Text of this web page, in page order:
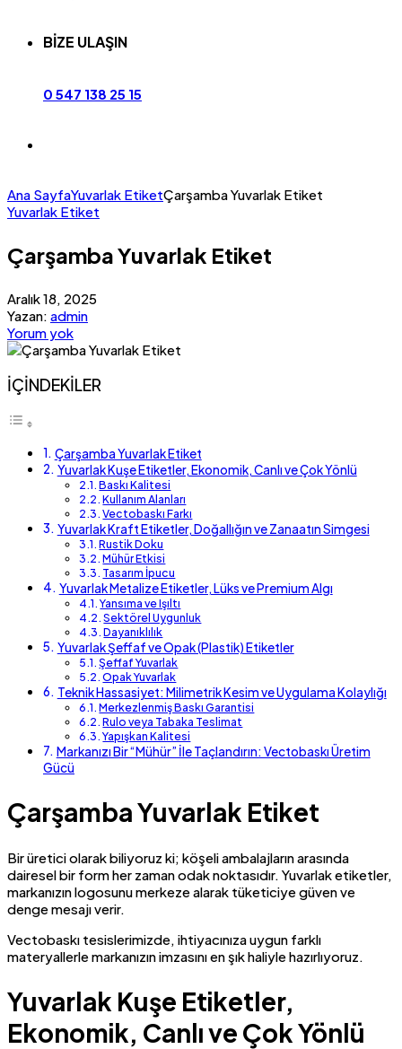
BİZE ULAŞIN
0 547 138 25 15
Ana SayfaYuvarlak EtiketÇarşamba Yuvarlak Etiket
Yuvarlak Etiket
Çarşamba Yuvarlak Etiket
Aralık 18, 2025
Yazan: admin
Yorum yok
İÇİNDEKİLER
Çarşamba Yuvarlak Etiket
Yuvarlak Kuşe Etiketler, Ekonomik, Canlı ve Çok Yönlü
Baskı Kalitesi
Kullanım Alanları
Vectobaskı Farkı
Yuvarlak Kraft Etiketler, Doğallığın ve Zanaatın Simgesi
Rustik Doku
Mühür Etkisi
Tasarım İpucu
Yuvarlak Metalize Etiketler, Lüks ve Premium Algı
Yansıma ve Işıltı
Sektörel Uygunluk
Dayanıklılık
Yuvarlak Şeffaf ve Opak (Plastik) Etiketler
Şeffaf Yuvarlak
Opak Yuvarlak
Teknik Hassasiyet: Milimetrik Kesim ve Uygulama Kolaylığı
Merkezlenmiş Baskı Garantisi
Rulo veya Tabaka Teslimat
Yapışkan Kalitesi
Markanızı Bir “Mühür” İle Taçlandırın: Vectobaskı Üretim
Gücü
Çarşamba Yuvarlak Etiket
Bir üretici olarak biliyoruz ki; köşeli ambalajların arasında
dairesel bir form her zaman odak noktasıdır. Yuvarlak etiketler,
markanızın logosunu merkeze alarak tüketiciye güven ve
denge mesajı verir.
Vectobaskı tesislerimizde, ihtiyacınıza uygun farklı
materyallerle markanızın imzasını en şık haliyle hazırlıyoruz.
Yuvarlak Kuşe Etiketler,
Ekonomik, Canlı ve Çok Yönlü